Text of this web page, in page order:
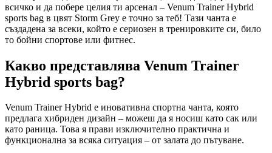
всичко и да побере целия ти арсенал – Venum Trainer Hybrid
sports bag в цвят Storm Grey е точно за теб! Тази чанта е
създадена за всеки, който е сериозен в тренировките си, било
то бойни спортове или фитнес.
Какво представлява Venum Trainer
Hybrid sports bag?
Venum Trainer Hybrid е иновативна спортна чанта, която
предлага хибриден дизайн – можеш да я носиш като сак или
като раница. Това я прави изключително практична и
функционална за всяка ситуация – от залата до пътуване.